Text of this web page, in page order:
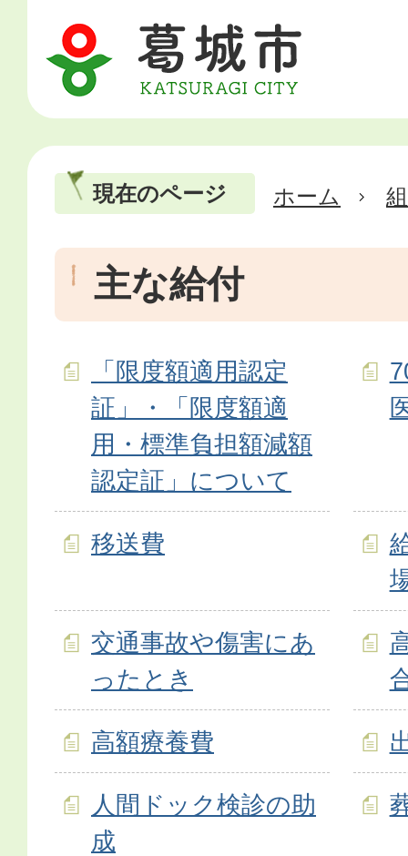
現在のページ ホーム
主な給付
「限度額適用認定
証」・「限度額適
用・標準負担額減額
認定証」について
移送費
交通事故や傷害にあ
ったとき
高額療養費
人間ドック検診の助
成